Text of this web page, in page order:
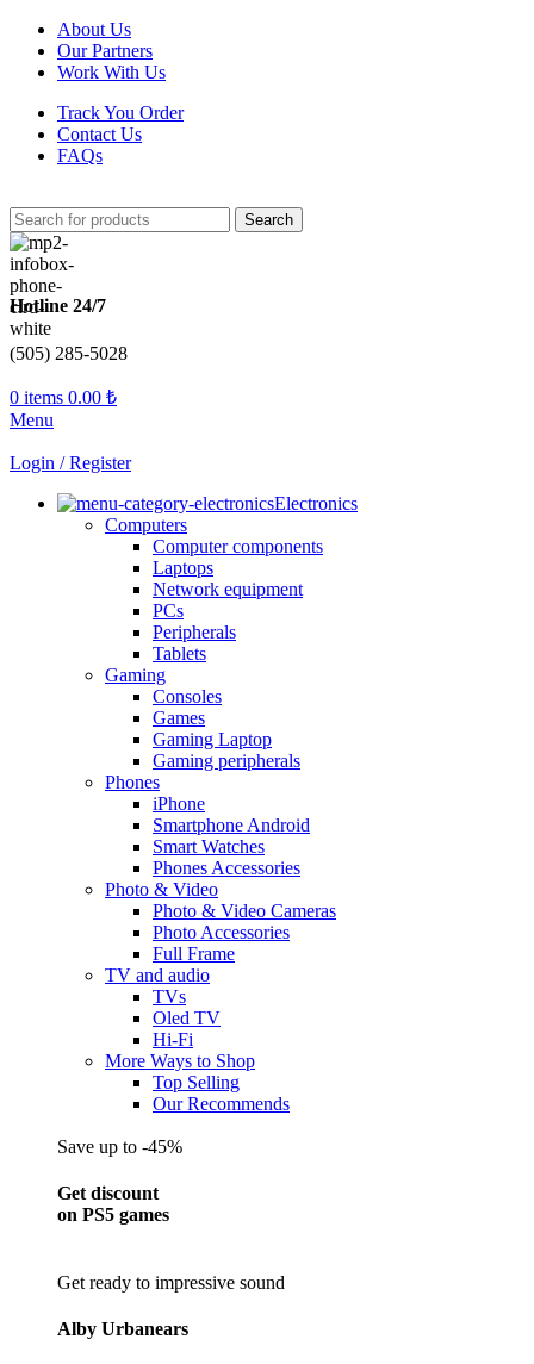
About Us
Our Partners
Work With Us
Track You Order
Contact Us
FAQs
Search
Hotline 24/7
(505) 285-5028
0 items 0.00 ₺
Menu
Login / Register
Electronics
Computers
Computer components
Laptops
Network equipment
PCs
Peripherals
Tablets
Gaming
Consoles
Games
Gaming Laptop
Gaming peripherals
Phones
iPhone
Smartphone Android
Smart Watches
Phones Accessories
Photo & Video
Photo & Video Cameras
Photo Accessories
Full Frame
TV and audio
TVs
Oled TV
Hi-Fi
More Ways to Shop
Top Selling
Our Recommends
Save up to -45%
Get discount
on PS5 games
Get ready to impressive sound
Alby Urbanears